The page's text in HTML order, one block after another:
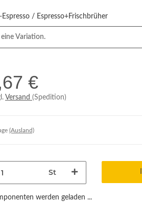
/ Espresso+Frischbrüher
Variation.
€
Versand (Spedition)
(Ausland)
St
werden geladen ...